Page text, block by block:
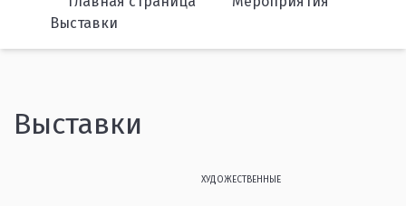
Выставки
Выставки
ХУДОЖЕСТВЕННЫЕ